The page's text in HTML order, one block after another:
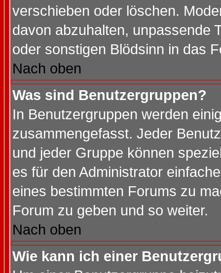
verschieben oder löschen.
davon abzuhalten, unpassende
oder sonstigen Blödsinn in das
Nach oben
Was sind Benutzergruppen?
In Benutzergruppen werden
zusammengefasst. Jeder
und jeder Gruppe können
es für den Administrator
eines bestimmten Forums zu
Forum zu geben und so weiter.
Nach oben
Wie kann ich einer